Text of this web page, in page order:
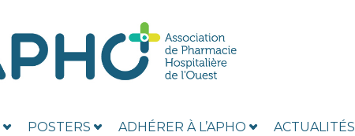
POSTERS ADHÉRER À L’APHO ACTUALITÉS